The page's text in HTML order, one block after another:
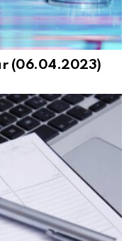
(06.04.2023)